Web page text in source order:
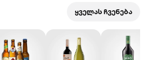
ყველას ჩვენება